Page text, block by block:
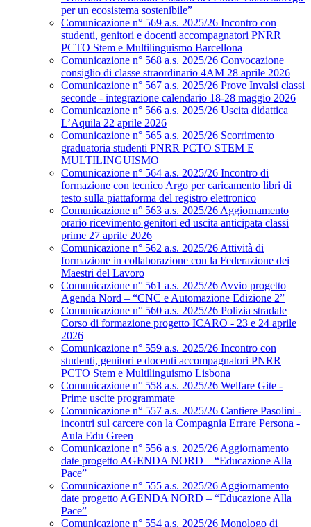
per un ecosistema sostenibile”
Comunicazione n° 569 a.s. 2025/26 Incontro con
studenti, genitori e docenti accompagnatori PNRR
PCTO Stem e Multilinguismo Barcellona
Comunicazione n° 568 a.s. 2025/26 Convocazione
consiglio di classe straordinario 4AM 28 aprile 2026
Comunicazione n° 567 a.s. 2025/26 Prove Invalsi classi
seconde - integrazione calendario 18-28 maggio 2026
Comunicazione n° 566 a.s. 2025/26 Uscita didattica
L’Aquila 22 aprile 2026
Comunicazione n° 565 a.s. 2025/26 Scorrimento
graduatoria studenti PNRR PCTO STEM E
MULTILINGUISMO
Comunicazione n° 564 a.s. 2025/26 Incontro di
formazione con tecnico Argo per caricamento libri di
testo sulla piattaforma del registro elettronico
Comunicazione n° 563 a.s. 2025/26 Aggiornamento
orario ricevimento genitori ed uscita anticipata classi
prime 27 aprile 2026
Comunicazione n° 562 a.s. 2025/26 Attività di
formazione in collaborazione con la Federazione dei
Maestri del Lavoro
Comunicazione n° 561 a.s. 2025/26 Avvio progetto
Agenda Nord – “CNC e Automazione Edizione 2”
Comunicazione n° 560 a.s. 2025/26 Polizia stradale
Corso di formazione progetto ICARO - 23 e 24 aprile
2026
Comunicazione n° 559 a.s. 2025/26 Incontro con
studenti, genitori e docenti accompagnatori PNRR
PCTO Stem e Multilinguismo Lisbona
Comunicazione n° 558 a.s. 2025/26 Welfare Gite -
Prime uscite programmate
Comunicazione n° 557 a.s. 2025/26 Cantiere Pasolini -
incontri sul carcere con la Compagnia Errare Persona -
Aula Edu Green
Comunicazione n° 556 a.s. 2025/26 Aggiornamento
date progetto AGENDA NORD – “Educazione Alla
Pace”
Comunicazione n° 555 a.s. 2025/26 Aggiornamento
date progetto AGENDA NORD – “Educazione Alla
Pace”
Comunicazione n° 554 a.s. 2025/26 Monologo di